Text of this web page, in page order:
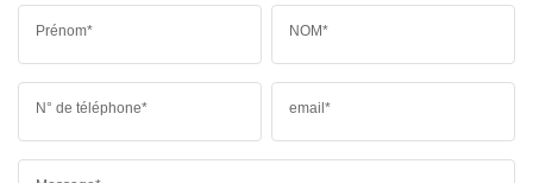
Prénom* NOM*
N° de téléphone* email*